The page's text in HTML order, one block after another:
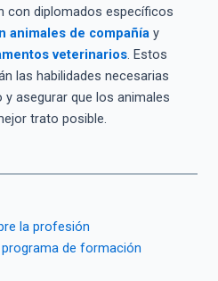
con diplomados específicos
animales de compañíay
veterinarios. Estos
las habilidades necesarias
asegurar que los animales
trato posible.
la profesión
de formación